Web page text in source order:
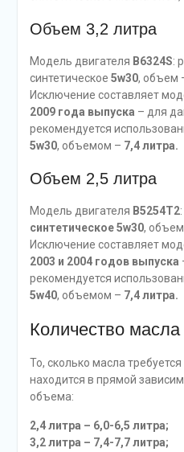
Объем 3,2 литра
Модель двигателя B6324S:
синтетическое 5w30, объем
Исключение составляет
2009 года выпуска – для
рекомендуется
5w30, объемом – 7,4 литра.
Объем 2,5 литра
Модель двигателя B5254T2
синтетическое 5w30,
Исключение составляет
2003 и 2004 годов выпуска
рекомендуется
5w40, объемом – 7,4 литра.
Количество
То, сколько масла
находится в прямой
объема:
2,4 литра – 6,0-6,5 литра;
3,2 литра – 7,4-7,7 литра;